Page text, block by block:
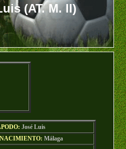
(AT. M. II)
ODO: José Luis
Málaga